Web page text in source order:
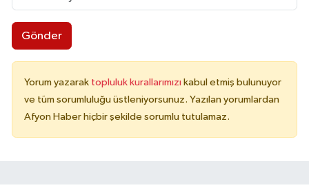
Gönder
Yorum yazarak topluluk kurallarımızı kabul etmiş bulunuyor
ve tüm sorumluluğu üstleniyorsunuz. Yazılan yorumlardan
Afyon Haber hiçbir şekilde sorumlu tutulamaz.